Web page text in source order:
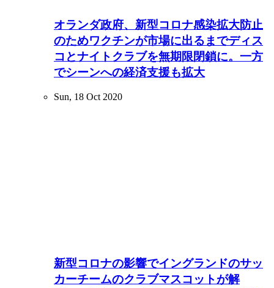
オランダ政府、新型コロナ感染拡大防止
のためワクチンが市場に出るまでディス
コとナイトクラブを無期限閉鎖に。一方
でシーンへの経済支援も拡大
Sun, 18 Oct 2020
新型コロナの影響でイングランドのサッ
カーチームのクラブマスコットが解